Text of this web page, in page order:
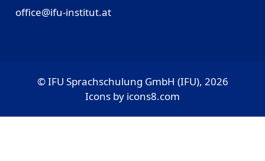
office@ifu-institut.at
© IFU Sprachschulung GmbH (IFU), 2026
Icons by icons8.com